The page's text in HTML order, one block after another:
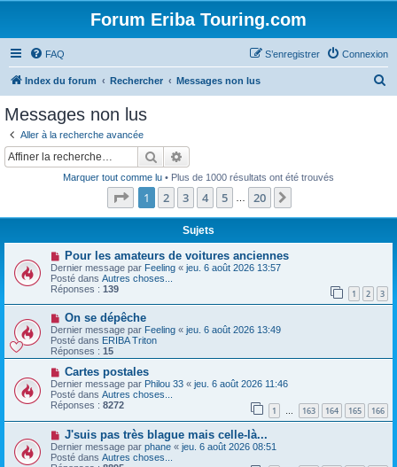
Forum Eriba Touring.com
FAQ Connexion
S’enregistrer
Index du forum Rechercher Messages non lus
Messages non lus
Aller à la recherche avancée
Rechercher
Marquer tout comme lu • Plus de 1000 résultats ont été trouvés
Page 1sur20
1 2 3 4 5 20
Sujets
N
o
u
v
e
a
u
m
e
s
s
a
g
e
Pour les amateurs de voitures anciennes
Dernier message par Feeling « jeu. 6 août 2026 13:57
Posté dans Autres choses...
Réponses : 139 1 2 3
N
o
u
v
e
a
m
e
s
s
g
e
On se dépêche
Dernier message par Feeling « jeu. 6 août 2026 13:49
Posté dans ERIBA Triton
Réponses : 15
N
o
u
v
e
a
m
e
Cartes postales
Dernier message par Philou 33 « jeu. 6 août 2026 11:46
Posté dans Autres choses...
Réponses : 8272 1 … 163 164 165 166
N
o
u
v
J'suis pas très blague mais celle-là...
Dernier message par phane « jeu. 6 août 2026 08:51
Posté dans Autres choses...